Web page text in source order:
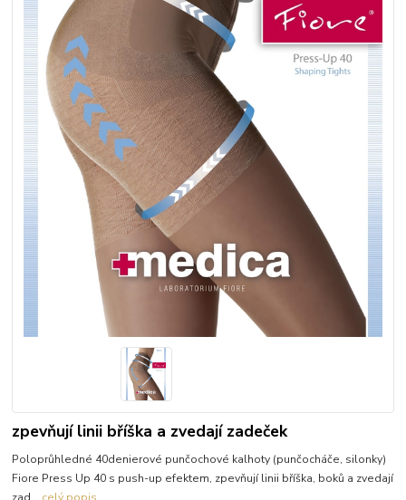
zpevňují linii bříška a zvedají zadeček
Poloprůhledné 40denierové punčochové kalhoty (punčocháče, silonky)
Fiore Press Up 40 s push-up efektem, zpevňují linii bříška, boků a zvedají
zad... celý popis